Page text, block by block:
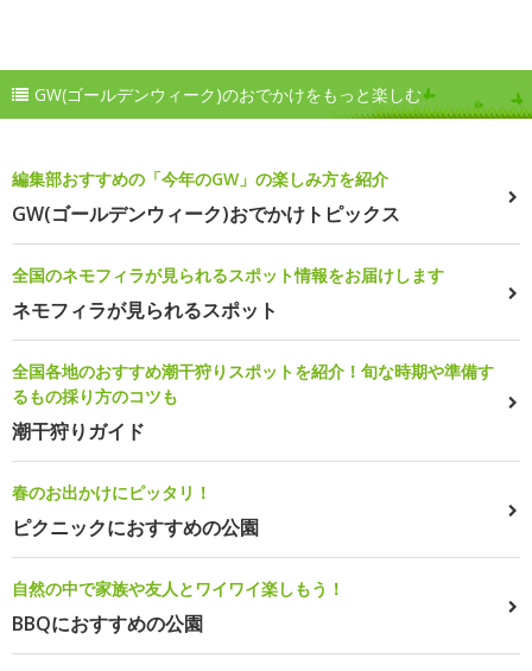
GW(ゴールデンウィーク)のおでかけをもっと楽しむ
編集部おすすめの「今年のGW」の楽しみ方を紹介
GW(ゴールデンウィーク)おでかけトピックス
全国のネモフィラが見られるスポット情報をお届けします
ネモフィラが見られるスポット
全国各地のおすすめ潮干狩りスポットを紹介！旬な時期や準備す
るもの採り方のコツも
潮干狩りガイド
春のお出かけにピッタリ！
ピクニックにおすすめの公園
自然の中で家族や友人とワイワイ楽しもう！
BBQにおすすめの公園